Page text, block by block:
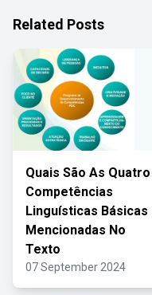
Related Posts
Quais São As Quatro
Competências
Linguísticas Básicas
Mencionadas No
Texto
07 September 2024